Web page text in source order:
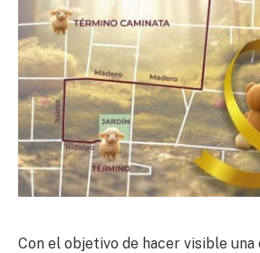
Con el objetivo de hacer visible una